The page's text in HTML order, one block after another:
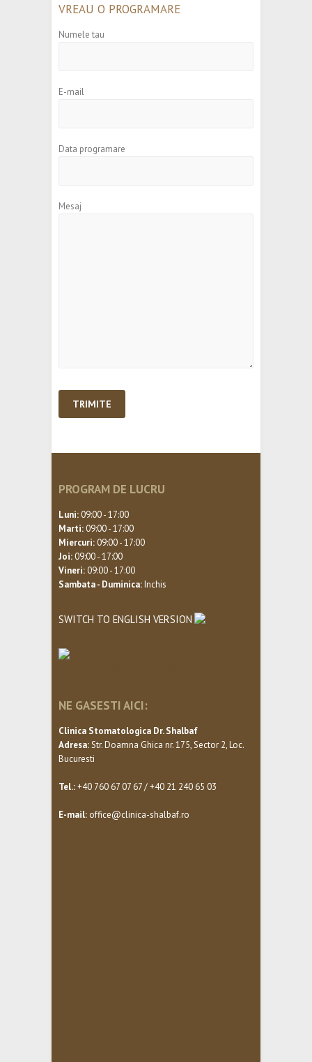
VREAU O PROGRAMARE
Numele tau
E-mail
Data programare
Mesaj
PROGRAM DE LUCRU
Luni: 09:00 - 17:00
Marti: 09:00 - 17:00
Miercuri: 09:00 - 17:00
Joi: 09:00 - 17:00
Vineri: 09:00 - 17:00
Sambata - Duminica:Inchis
SWITCH TO ENGLISH VERSION
NE GASESTI AICI:
Clinica Stomatologica Dr. Shalbaf
Adresa:Str. Doamna Ghica nr. 175, Sector 2, Loc.
Bucuresti
Tel.:+40 760 67 07 67 / +40 21 240 65 03
E-mail: office@clinica-shalbaf.ro